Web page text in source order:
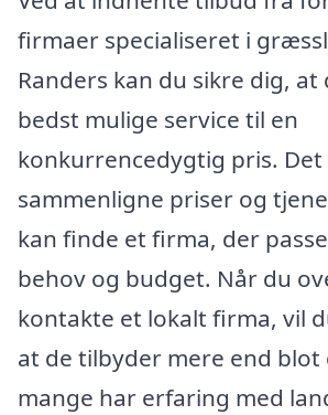
firmaer specialiseret i
Randers kan du sikre dig, at
bedst mulige service til en
konkurrencedygtig pris.
sammenligne priser og
kan finde et firma, der
behov og budget. Når du
kontakte et lokalt firma, vil
at de tilbyder mere end
mange har erfaring med